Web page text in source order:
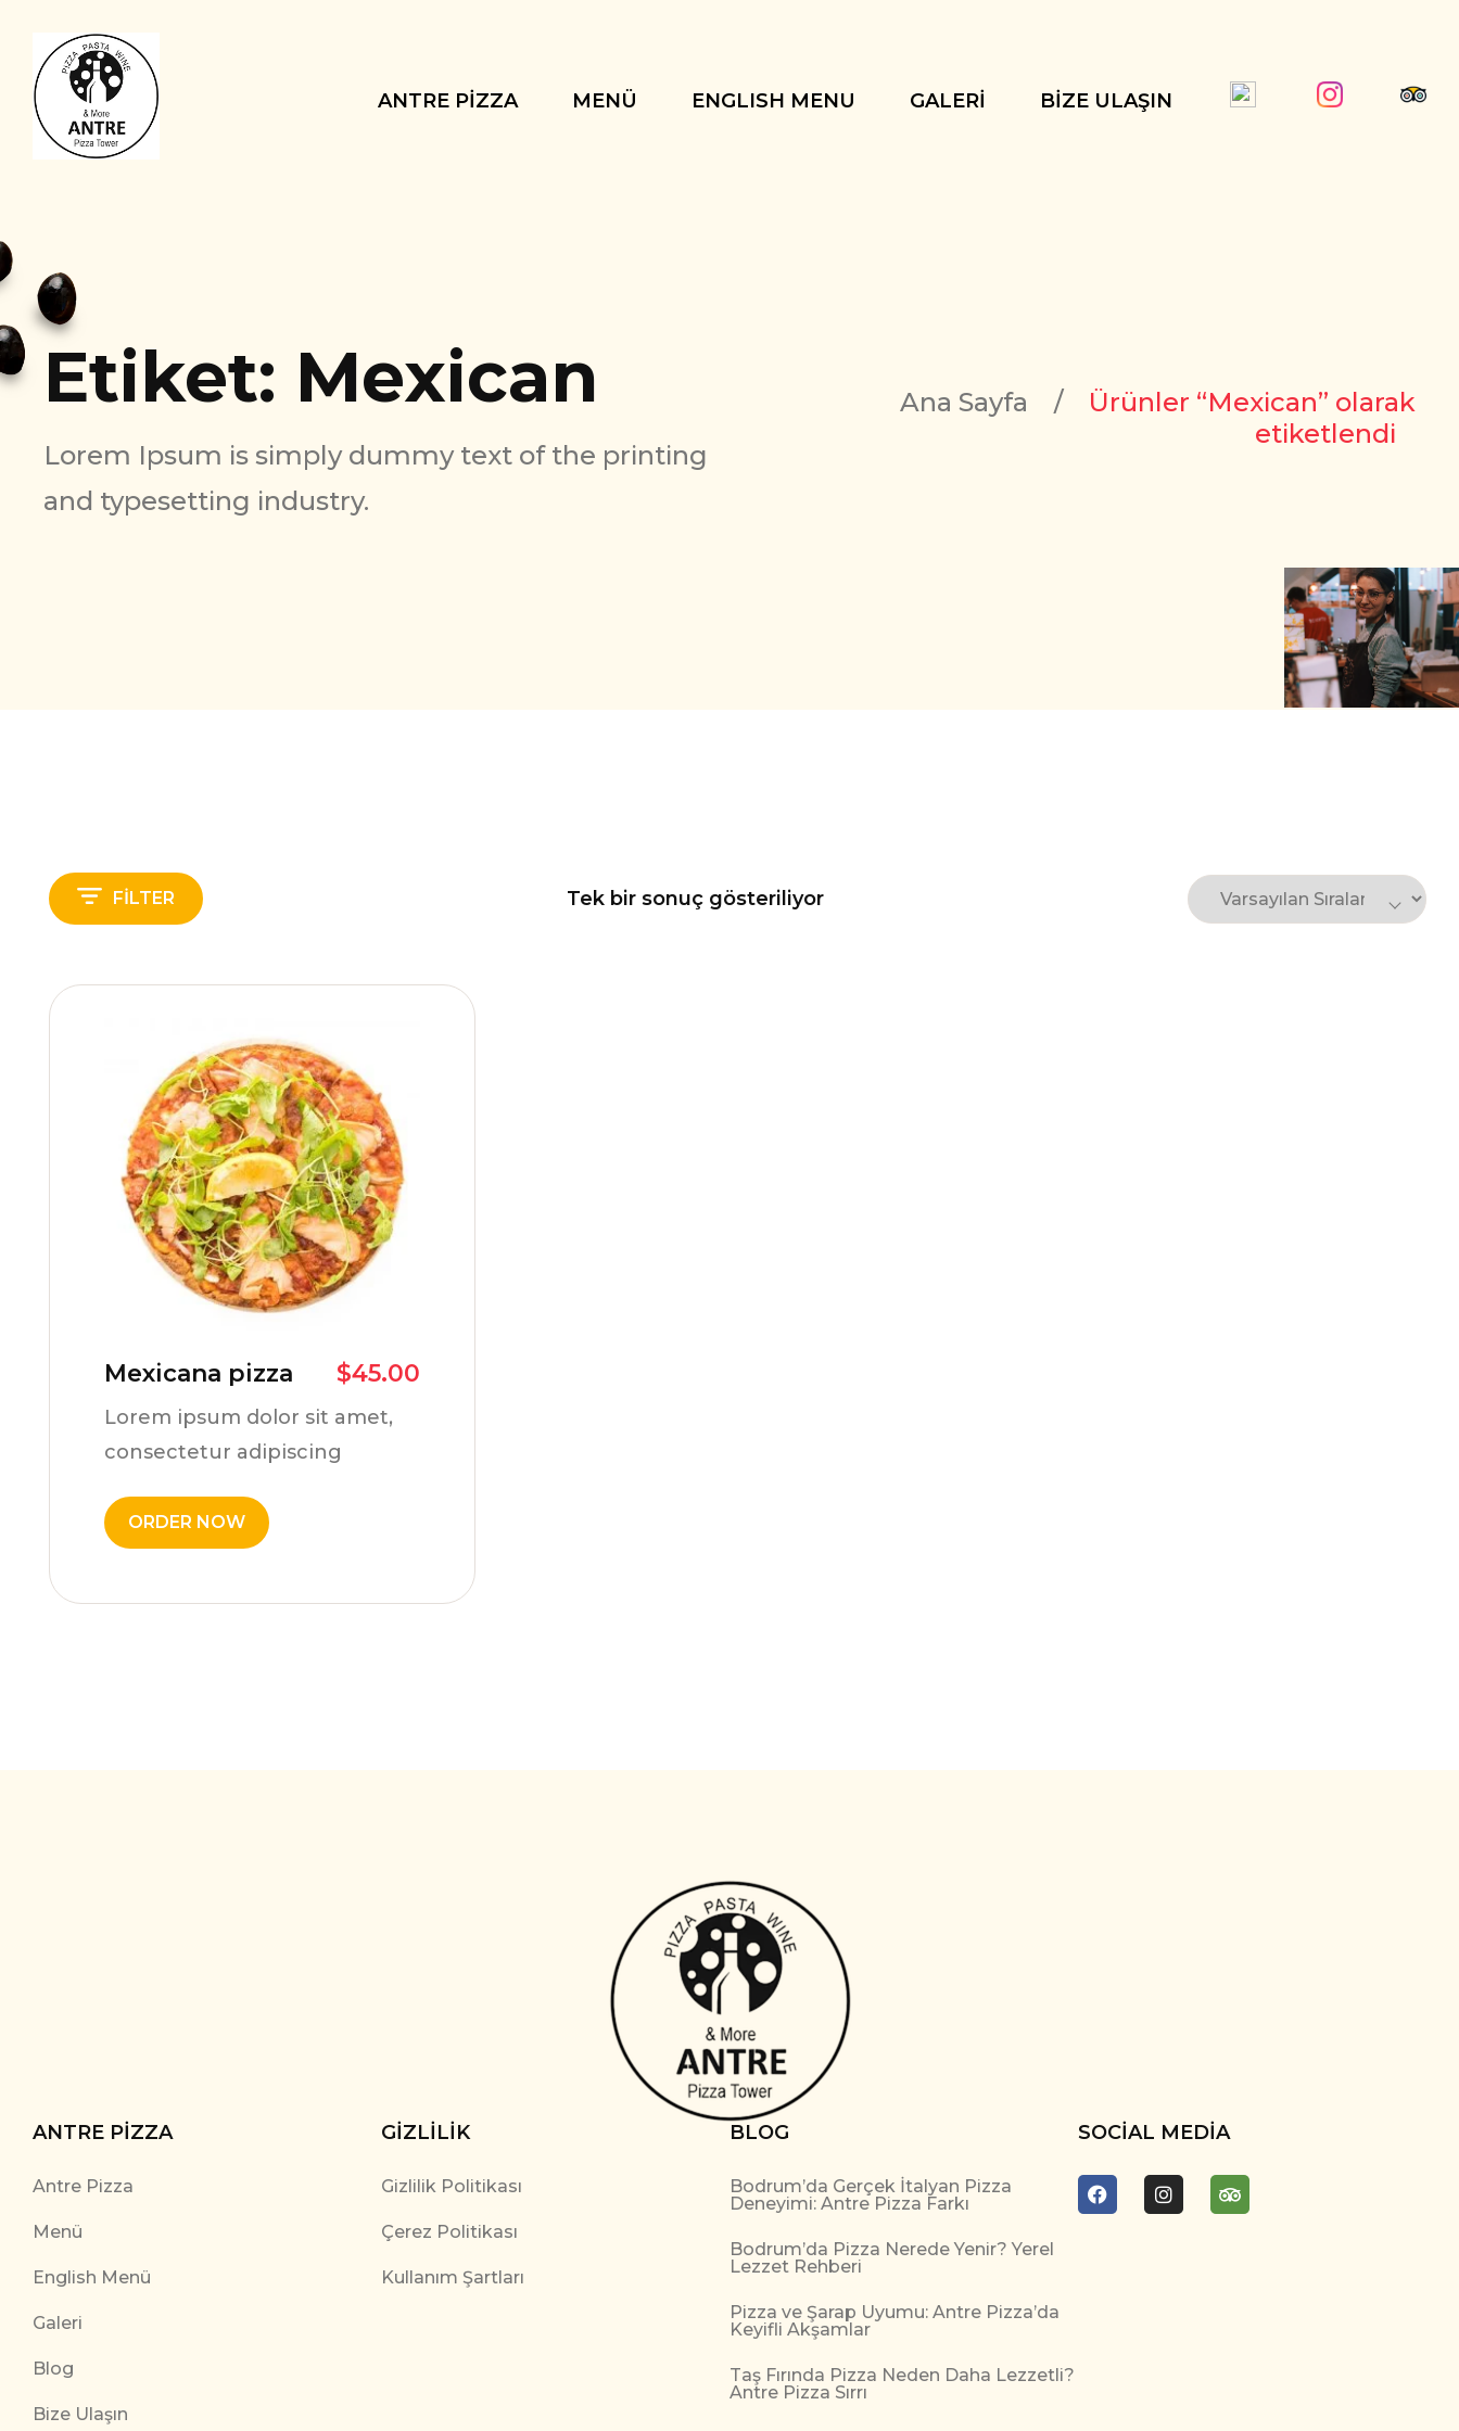
ANTRE PIZZA MENÜ ENGLISH MENU GALERI BIZE ULAŞIN
Etiket: Mexican
Lorem Ipsum is simply dummy text of the printing
and typesetting industry.
Ana Sayfa /
Ürünler “Mexican” olarak
etiketlendi
FILTER Tek bir sonuç gösteriliyor
Mexicana pizza
Lorem ipsum dolor sit amet,
consectetur adipiscing
$45.00
ORDER NOW
ANTRE PIZZA
Antre Pizza
Menü
English Menü
Galeri
Blog
Bize Ulaşın
GIZLILIK
Gizlilik Politikası
Çerez Politikası
Kullanım Şartları
BLOG
Bodrum’da Gerçek İtalyan Pizza
Deneyimi: Antre Pizza Farkı
Bodrum’da Pizza Nerede Yenir? Yerel
Lezzet Rehberi
Pizza ve Şarap Uyumu: Antre Pizza’da
Keyifli Akşamlar
Taş Fırında Pizza Neden Daha Lezzetli?
Antre Pizza Sırrı
SOCIAL MEDIA